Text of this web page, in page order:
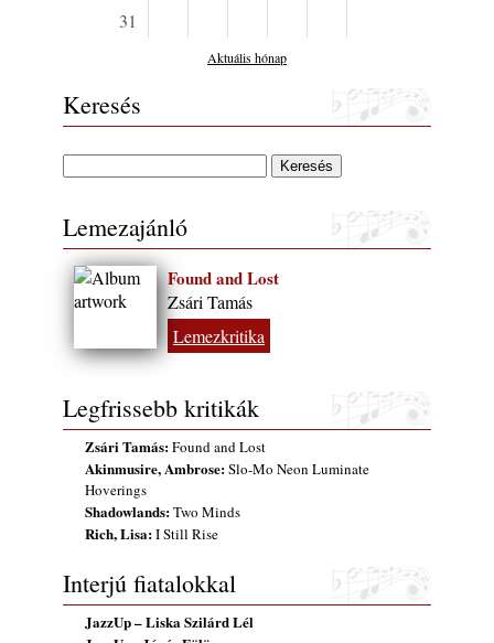
„Shinola”
2026. augusztus 04.
2026. augusztus 04.
rész: Irving Ashby – Memoirs
10 éve halt meg lapunk főszerkesztő-
helyettese, Csányi Attila
2026. augusztus 04.
45 éve történt… Jazz-rock albumok 1981-
ből - Shakatak „Drivin’ Hard”
2026. augusztus 03.
Jazz a Márványteremben – Mizar (2008.
január 4.)
2026. augusztus 03.
Gondolataim - 2026 (XI. évfolyam - 8. rész)
2026. augusztus 02.
Exkluzív interjú Bóna Lászlóval
2026. augusztus 01.
Ma 40 éves Gyarmati Gábor és 54 éves
Florian Ross
2026. augusztus 01.
31
Aktuális hónap
Keresés
Lemezajánló
Found and Lost
Zsári Tamás
Lemezkritika
Legfrissebb kritikák
Zsári Tamás:Found and Lost
Akinmusire, Ambrose:Slo-Mo Neon Luminate
Hoverings
Shadowlands:Two Minds
Rich, Lisa:I Still Rise
Interjú fiatalokkal
JazzUp – Liska Szilárd Lél